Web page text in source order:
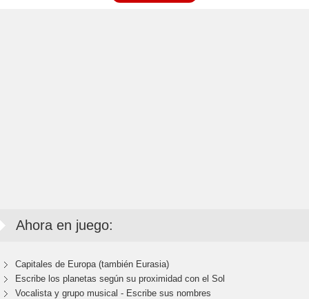
Ahora en juego:
Capitales de Europa (también Eurasia)
Escribe los planetas según su proximidad con el Sol
Vocalista y grupo musical - Escribe sus nombres